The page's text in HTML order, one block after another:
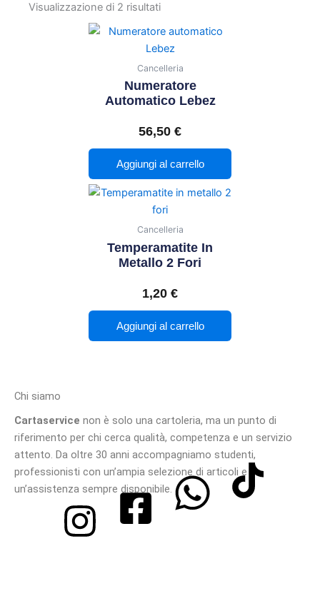
Visualizzazione di 2 risultati
Cancelleria
Numeratore
Automatico Lebez
56,50 €
Aggiungi al carrello
Cancelleria
Temperamatite In
Metallo 2 Fori
1,20 €
Aggiungi al carrello
Chi siamo
Cartaservice non è solo una cartoleria, ma un punto di
riferimento per chi cerca qualità, competenza e un servizio
attento. Da oltre 30 anni accompagniamo studenti,
professionisti con un’ampia selezione di articoli e
un’assistenza sempre disponibile.